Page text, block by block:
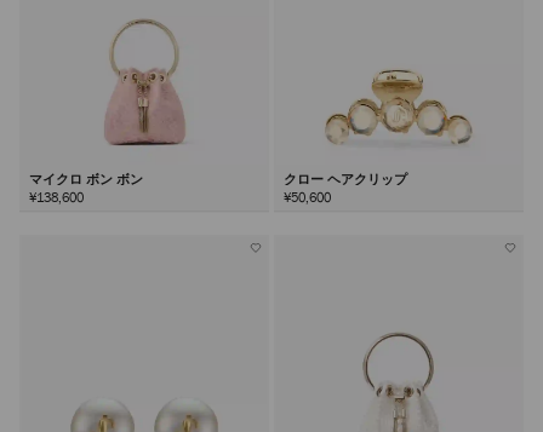
マイクロ ボン ボン
¥138,600
クロー ヘアクリップ
¥50,600